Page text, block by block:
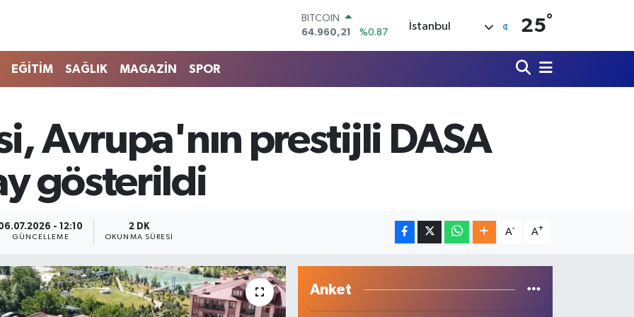
64.960,21
DOLAR
6648.99
%2.59
BİST100
13.779
%-14
İstanbul 25°
EĞİTİM SAĞLIK MAGAZİN SPOR
Avrupa'nın prestijli DASA
gösterildi
- 12:10
GÜNCELLEME
2 DK
OKUNMA SÜRESI
A- A+
Anket